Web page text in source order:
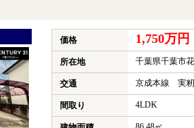
価格 1,750万円
所在地 千葉県千葉市
交通 京成本線 実
間取り 4LDK